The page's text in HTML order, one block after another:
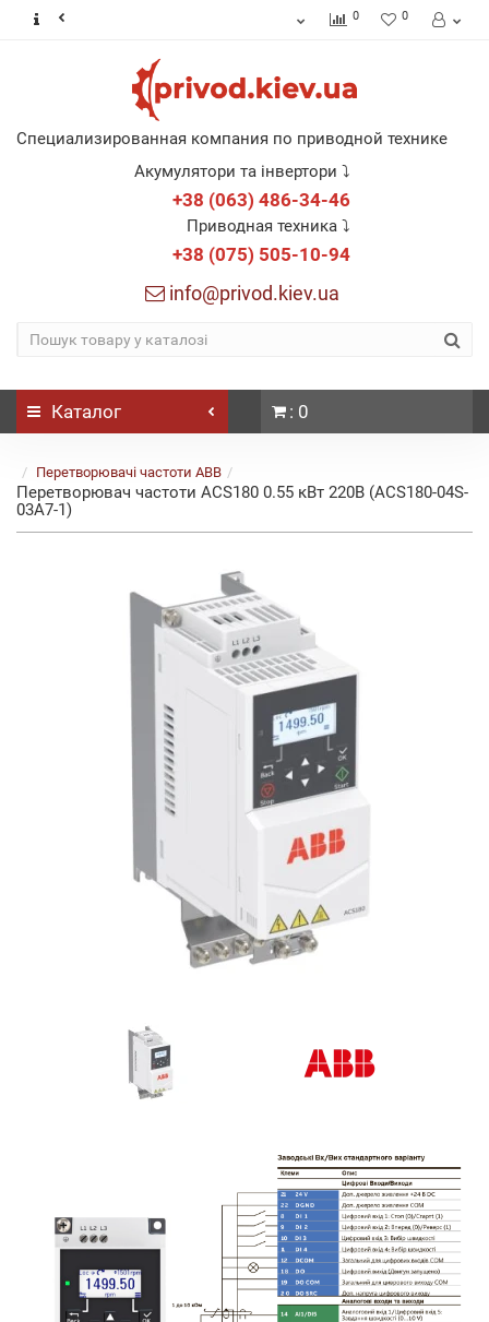
0 0
Специализированная компания по приводной технике
Акумулятори та інвертори ⤵
+38 (063) 486-34-46
Приводная техника ⤵
+38 (075) 505-10-94
info@privod.kiev.ua
Каталог : 0
Перетворювачі частоти ABB
Перетворювач частоти ACS180 0.55 кВт 220В (ACS180-04S-
03A7-1)